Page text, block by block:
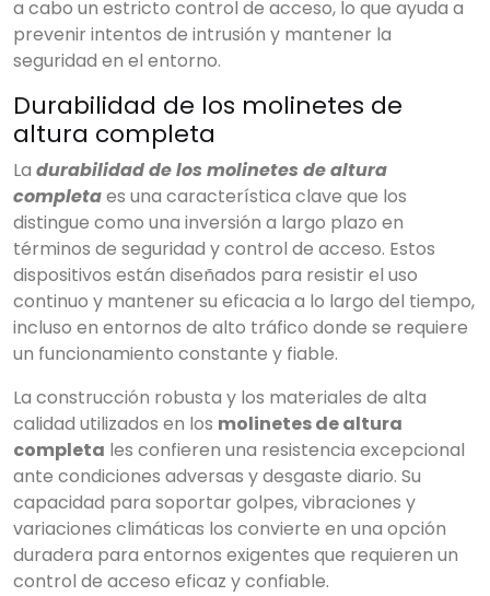
Empieza a escribir para
Ver todos los
resultados
a cabo un estricto control de acceso, lo que ayuda a
prevenir intentos de intrusión y mantener la
seguridad en el entorno.
Durabilidad de los molinetes de
altura completa
La durabilidad de los molinetes de altura
completaes una característica clave que los
distingue como una inversión a largo plazo en
términos de seguridad y control de acceso. Estos
dispositivos están diseñados para resistir el uso
continuo y mantener su eficacia a lo largo del tiempo,
incluso en entornos de alto tráfico donde se requiere
un funcionamiento constante y fiable.
La construcción robusta y los materiales de alta
calidad utilizados en los molinetes de altura
completa les confieren una resistencia excepcional
ante condiciones adversas y desgaste diario. Su
capacidad para soportar golpes, vibraciones y
variaciones climáticas los convierte en una opción
duradera para entornos exigentes que requieren un
control de acceso eficaz y confiable.